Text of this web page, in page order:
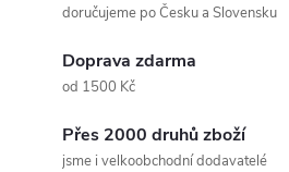
doručujeme po Česku a Slovensku
Doprava zdarma
od 1500 Kč
Přes 2000 druhů zboží
jsme i velkoobchodní dodavatelé